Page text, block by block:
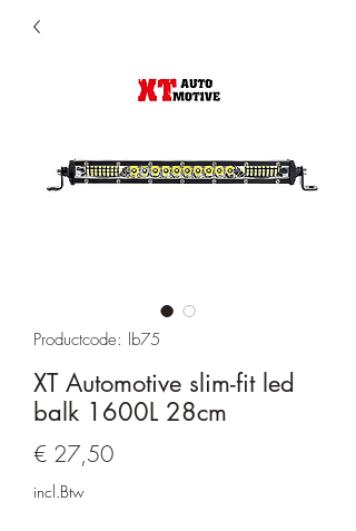
Productcode: lb75
XT Automotive slim-fit led
balk 1600L 28cm
€ 27,50Prijs
incl.Btw